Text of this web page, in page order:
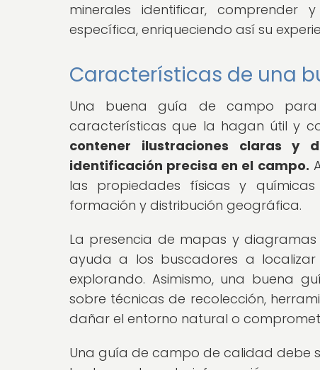
minerales identificar,
específica, enriqueciendo así su
Características de una
Una buena guía de campo
características que la hagan útil y
contener ilustraciones claras y
identificación precisa en el campo.
las propiedades físicas y
formación y distribución geográfica.
La presencia de mapas y
ayuda a los buscadores a
explorando. Asimismo, una buena
sobre técnicas de recolección,
dañar el entorno natural o
Una guía de campo de calidad debe